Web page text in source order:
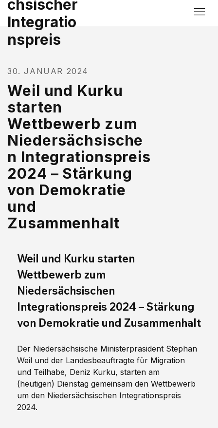
chsischer
Integratio
nspreis
30. JANUAR 2024
Weil und Kurku
starten
Wettbewerb zum
Niedersächsische
n Integrationspreis
2024 – Stärkung
von Demokratie
und
Zusammenhalt
Weil und Kurku starten
Wettbewerb zum
Niedersächsischen
Integrationspreis 2024 – Stärkung
von Demokratie und Zusammenhalt
Der Niedersächsische Ministerpräsident Stephan
Weil und der Landesbeauftragte für Migration
und Teilhabe, Deniz Kurku, starten am
(heutigen) Dienstag gemeinsam den Wettbewerb
um den Niedersächsischen Integrationspreis
2024.